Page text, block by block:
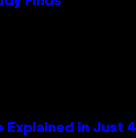
Explained in Just